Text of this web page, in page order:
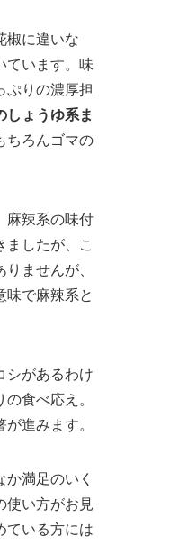
椒に違いな
ています。味
ぷりの濃厚担
しょうゆ系ま
ちろんゴマの
麻辣系の味付
ましたが、こ
ませんが、
味で麻辣系と
シがあるわけ
食べ応え。
進みます。
満足のいく
使い方がお見
ている方には